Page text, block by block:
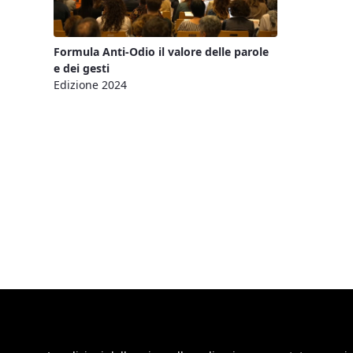
Formula Anti-Odio il valore delle parole
e dei gesti
Edizione 2024